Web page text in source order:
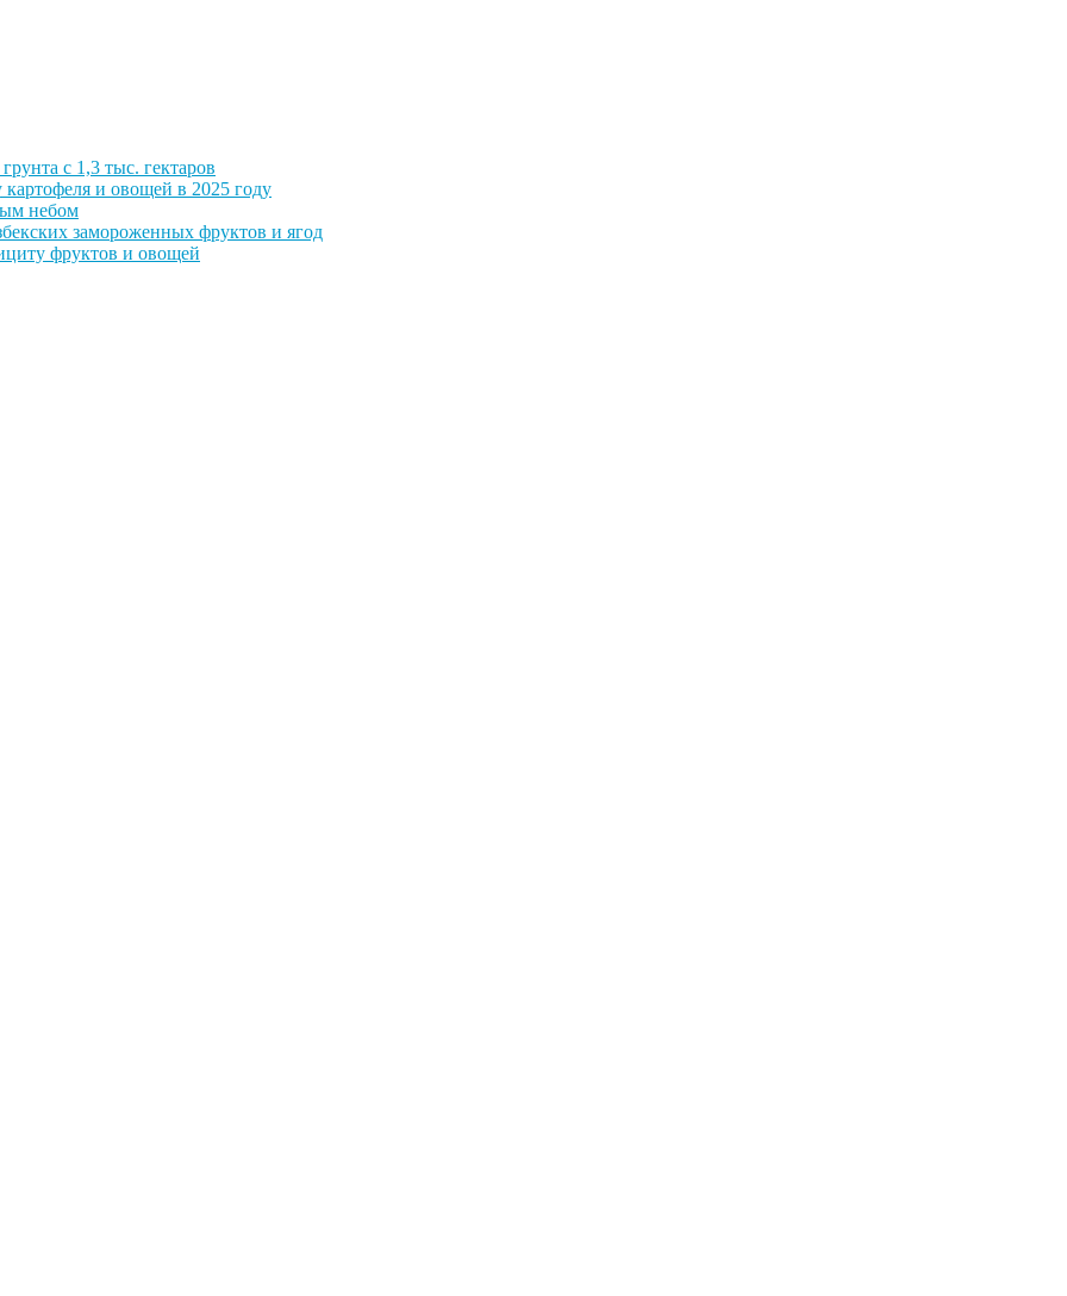
с 1,3 тыс. гектаров
и овощей в 2025 году
небом
замороженных фруктов и ягод
фруктов и овощей